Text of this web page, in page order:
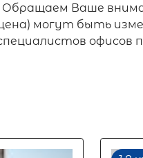
Ваше
могут быть